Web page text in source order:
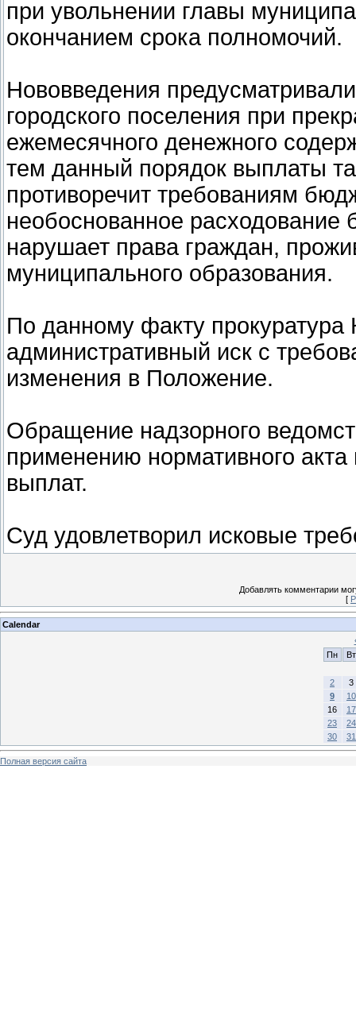
при увольнении главы
окончанием срока полномочий.
Нововведения
городского поселения при
ежемесячного денежного
тем данный порядок выплаты
противоречит требованиям
необоснованное
нарушает права граждан,
муниципального образования.
По данному факту прокуратура
административный иск с
изменения в Положение.
Обращение надзорного
применению нормативного
выплат.
Суд удовлетворил исковые
Добавлять комментарии
[
Calendar
Пн
Вт
2
3
9
10
16
17
23
24
30
31
Полная версия сайта